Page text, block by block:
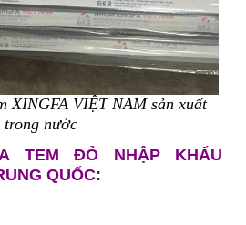
XINGFA VIỆT NAM sản xuất
trong nước
TEM ĐỎ NHẬP KHẨU
QUỐC: